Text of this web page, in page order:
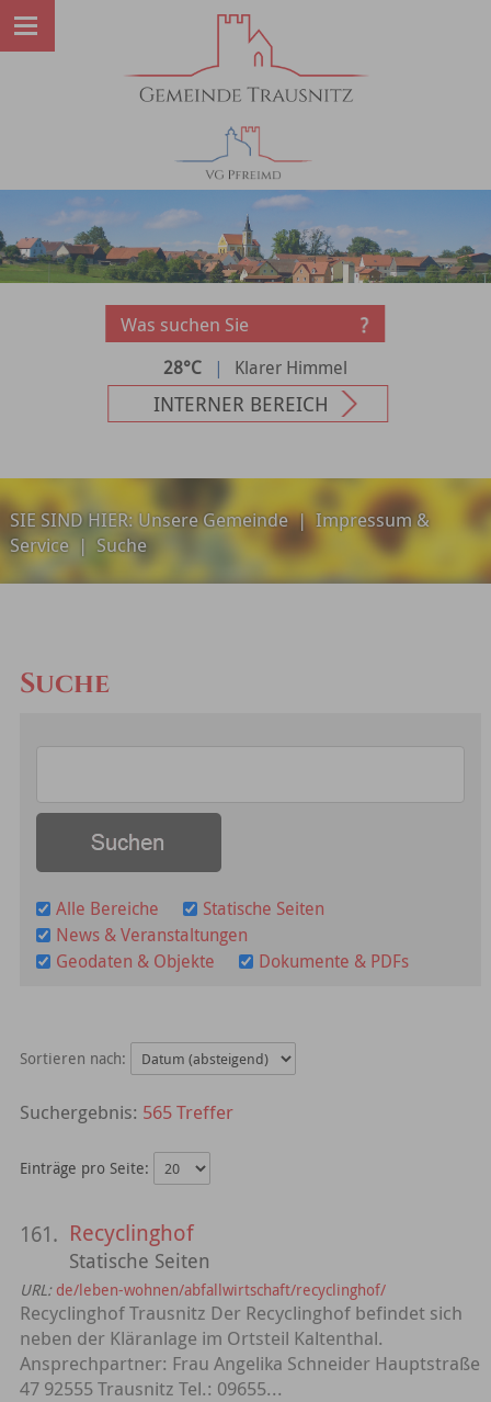
28°C | Klarer Himmel
INTERNER BEREICH
SIE SIND HIER:Unsere Gemeinde|Impressum &
Service | Suche
Suche
Alle Bereiche
Statische Seiten
News & Veranstaltungen
Geodaten & Objekte
Dokumente & PDFs
Sortieren nach:
565 Treffer
Einträge pro Seite:
161. Recyclinghof
Statische Seiten
URL: de/leben-wohnen/abfallwirtschaft/recyclinghof/
Recyclinghof Trausnitz Der Recyclinghof befindet sich
neben der Kläranlage im Ortsteil Kaltenthal.
Ansprechpartner: Frau Angelika Schneider Hauptstraße
47 92555 Trausnitz Tel.: 09655...